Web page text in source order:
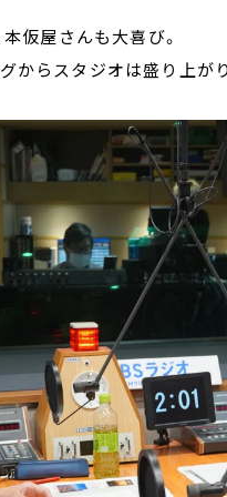
仮屋さんも大喜び。
からスタジオは盛り上が